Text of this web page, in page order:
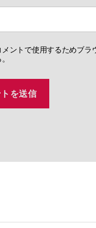
メントで使用するためブ